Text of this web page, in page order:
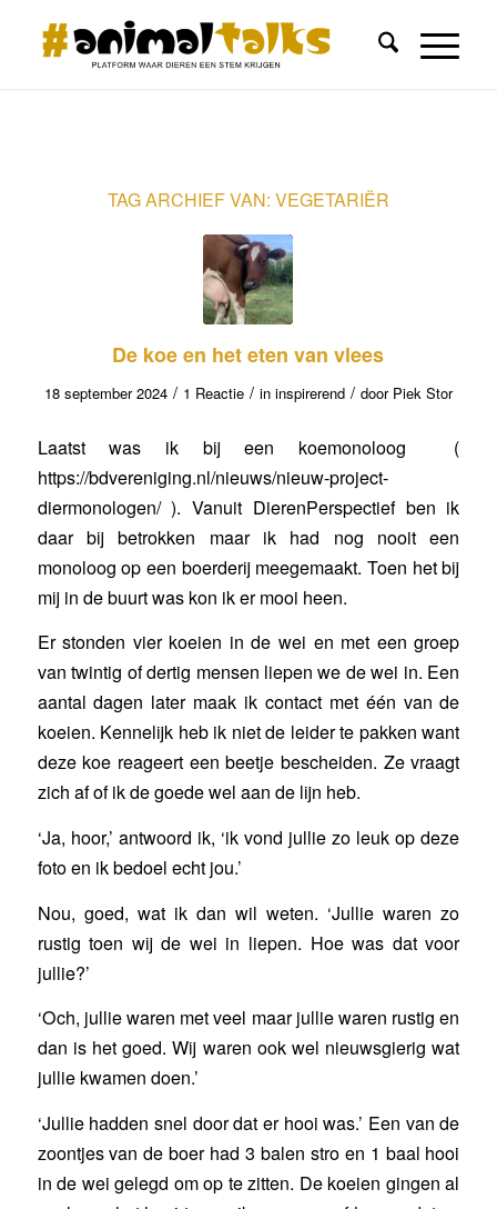
TAG ARCHIEF VAN: VEGETARIËR
De koe en het eten van vlees
18 september 2024 / 1 Reactie / in inspirerend / door Piek Stor
Laatst was ik bij een koemonoloog (
https://bdvereniging.nl/nieuws/nieuw-project-
diermonologen/). Vanuit DierenPerspectief ben ik
daar bij betrokken maar ik had nog nooit een
monoloog op een boerderij meegemaakt. Toen het bij
mij in de buurt was kon ik er mooi heen.
Er stonden vier koeien in de wei en met een groep
van twintig of dertig mensen liepen we de wei in. Een
aantal dagen later maak ik contact met één van de
koeien. Kennelijk heb ik niet de leider te pakken want
deze koe reageert een beetje bescheiden. Ze vraagt
zich af of ik de goede wel aan de lijn heb.
‘Ja, hoor,’ antwoord ik, ‘ik vond jullie zo leuk op deze
foto en ik bedoel echt jou.’
Nou, goed, wat ik dan wil weten. ‘Jullie waren zo
rustig toen wij de wei in liepen. Hoe was dat voor
jullie?’
‘Och, jullie waren met veel maar jullie waren rustig en
dan is het goed. Wij waren ook wel nieuwsgierig wat
jullie kwamen doen.’
‘Jullie hadden snel door dat er hooi was.’ Een van de
zoontjes van de boer had 3 balen stro en 1 baal hooi
in de wei gelegd om op te zitten. De koeien gingen al